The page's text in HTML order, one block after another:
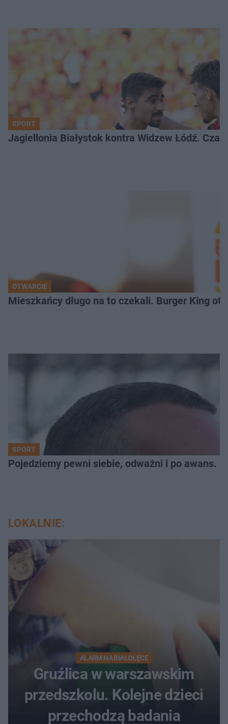
SPORT
Jagiellonia Białystok kontra Widzew Łódź.
OTWARCIE
Mieszkańcy długo na to czekali. Burger King
SPORT
Pojedziemy pewni siebie, odważni i po awans.
LOKALNIE:
ALARM NA BIAŁOŁĘCE
Gruźlica w warszawskim
przedszkolu. Kolejne dzieci
przechodzą badania